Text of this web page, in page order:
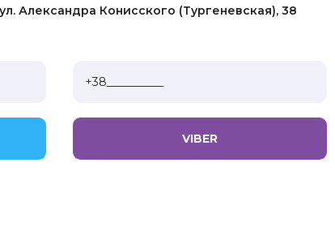
Александра Конисского (Тургеневская), 38
VIBER